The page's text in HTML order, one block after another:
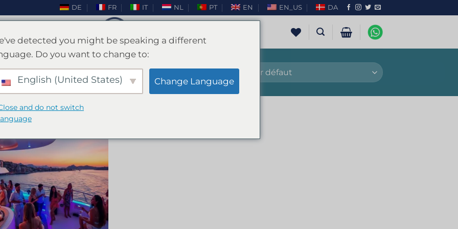
DE FR IT NL PT EN EN_US DA
FILTRER
Ajouter
à la liste
souhaits
detected you might be speaking a different
Do you want to change to:
English (United States) Change Language
and do not switch